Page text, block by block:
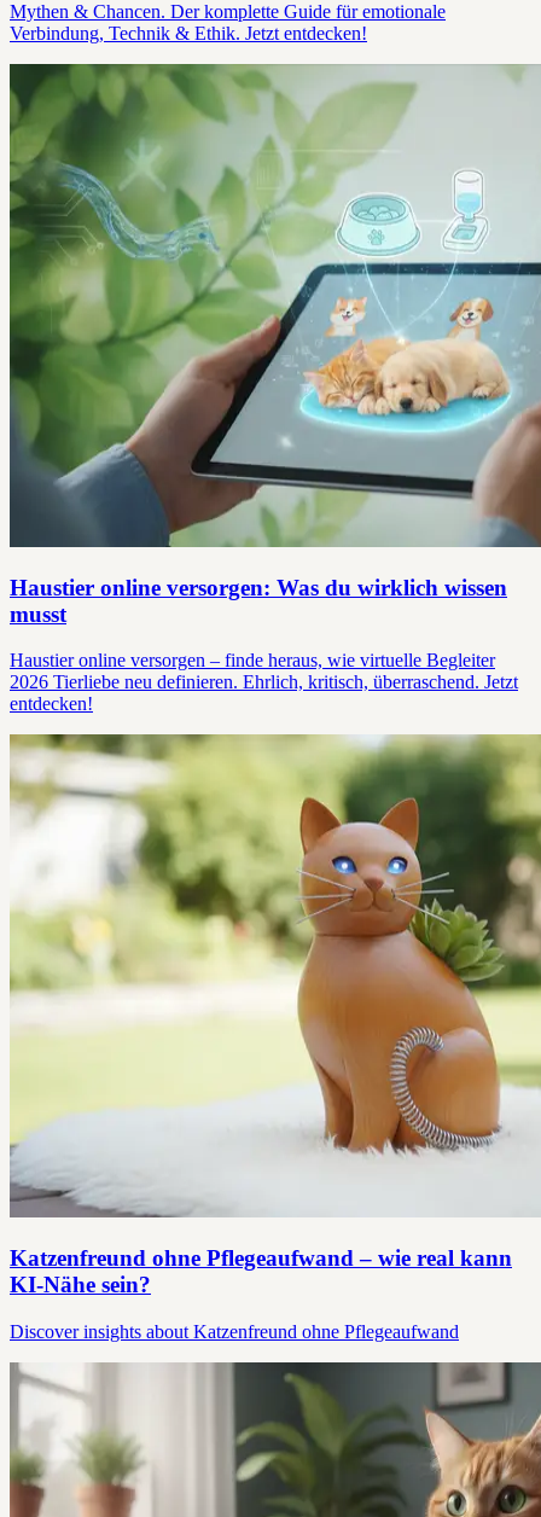
Mythen & Chancen. Der komplette Guide für emotionale
Verbindung, Technik & Ethik. Jetzt entdecken!
Haustier online versorgen: Was du wirklich wissen
musst
Haustier online versorgen – finde heraus, wie virtuelle Begleiter
2026 Tierliebe neu definieren. Ehrlich, kritisch, überraschend. Jetzt
entdecken!
Katzenfreund ohne Pflegeaufwand – wie real kann
KI-Nähe sein?
Discover insights about Katzenfreund ohne Pflegeaufwand